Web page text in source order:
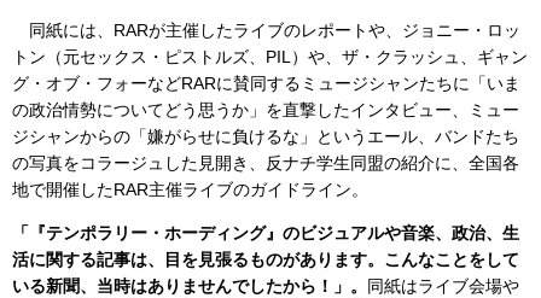
同紙には、RARが主催したライブのレポートや、ジョニー・ロッ
トン（元セックス・ピストルズ、PIL）や、ザ・クラッシュ、ギャン
グ・オブ・フォーなどRARに賛同するミュージシャンたちに「いま
の政治情勢についてどう思うか」を直撃したインタビュー、ミュー
ジシャンからの「嫌がらせに負けるな」というエール、バンドたち
の写真をコラージュした見開き、反ナチ学生同盟の紹介に、全国各
地で開催したRAR主催ライブのガイドライン。
「『テンポラリー・ホーディング』のビジュアルや音楽、政治、生
活に関する記事は、目を見張るものがあります。こんなことをして
いる新聞、当時はありませんでしたから！」。 同紙はライブ会場や